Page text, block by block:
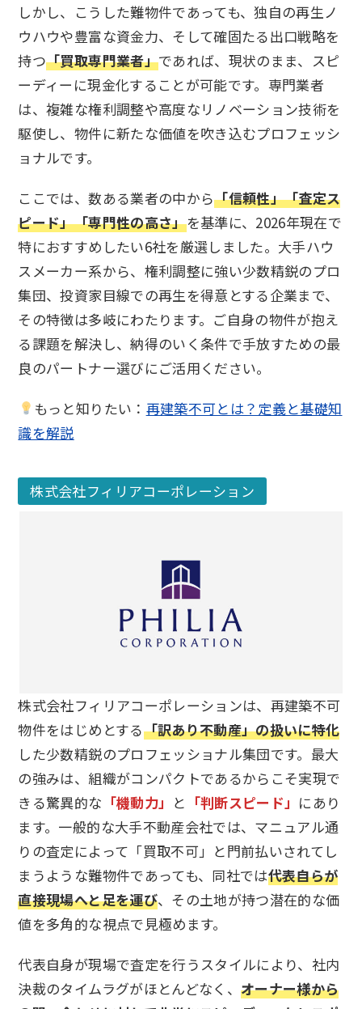
しかし、こうした難物件であっても、独自の再生ノ
ウハウや豊富な資金力、そして確固たる出口戦略を
持つ「買取専門業者」であれば、現状のまま、スピ
ーディーに現金化することが可能です。専門業者
は、複雑な権利調整や高度なリノベーション技術を
駆使し、物件に新たな価値を吹き込むプロフェッシ
ョナルです。
ここでは、数ある業者の中から「信頼性」「査定ス
ピード」「専門性の高さ」を基準に、2026年現在で
特におすすめしたい6社を厳選しました。大手ハウ
スメーカー系から、権利調整に強い少数精鋭のプロ
集団、投資家目線での再生を得意とする企業まで、
その特徴は多岐にわたります。ご自身の物件が抱え
る課題を解決し、納得のいく条件で手放すための最
良のパートナー選びにご活用ください。
もっと知りたい： 再建築不可とは？定義と基礎知
識を解説
株式会社フィリアコーポレーション
株式会社フィリアコーポレーションは、再建築不可
物件をはじめとする「訳あり不動産」の扱いに特化
した少数精鋭のプロフェッショナル集団です。最大
の強みは、組織がコンパクトであるからこそ実現で
きる驚異的な 「機動力」 と 「判断スピード」 にあり
ます。一般的な大手不動産会社では、マニュアル通
りの査定によって「買取不可」と門前払いされてし
まうような難物件であっても、同社では代表自らが
直接現場へと足を運び、その土地が持つ潜在的な価
値を多角的な視点で見極めます。
代表自身が現場で査定を行うスタイルにより、社内
決裁のタイムラグがほとんどなく、オーナー様から